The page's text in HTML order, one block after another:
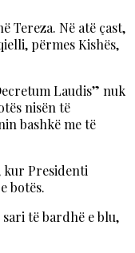
Tereza. Në atë çast,
përmes Kishës,
Laudis” nuk
nisën të
bashkë me të
kur Presidenti
botës.
të bardhë e blu,